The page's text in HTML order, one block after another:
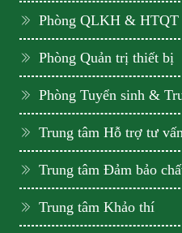
Phòng QLKH & HTQT
Phòng Quản trị thiết bị
Phòng Tuyển sinh &
Trung tâm Hỗ trợ tư
Trung tâm Đảm bảo
Trung tâm Khảo thí